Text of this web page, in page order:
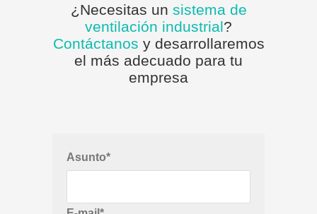
¿Necesitas un sistema de
ventilación industrial?
Contáctanos y desarrollaremos
el más adecuado para tu
empresa
Asunto*